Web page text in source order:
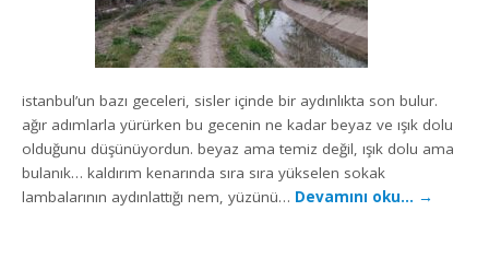
istanbul’un bazı geceleri, sisler içinde bir aydınlıkta son bulur.
ağır adımlarla yürürken bu gecenin ne kadar beyaz ve ışık dolu
olduğunu düşünüyordun. beyaz ama temiz değil, ışık dolu ama
bulanık… kaldırım kenarında sıra sıra yükselen sokak
lambalarının aydınlattığı nem, yüzünü… Devamını oku… →